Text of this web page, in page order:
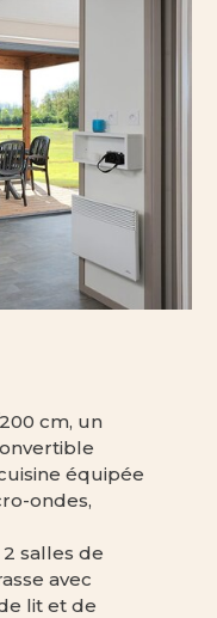
cm, un
équipée
ondes,
salles de
avec
lit et de